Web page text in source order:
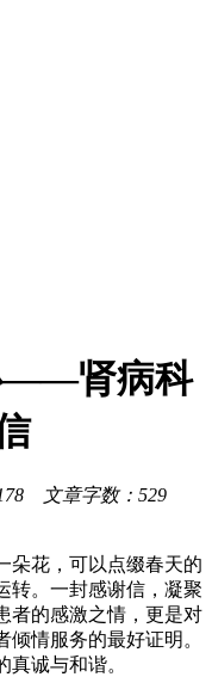
——肾病科
文章字数：529
朵花，可以点缀春天的
转。一封感谢信，凝聚
者的感激之情，更是对
情服务的最好证明。
诚与和谐。